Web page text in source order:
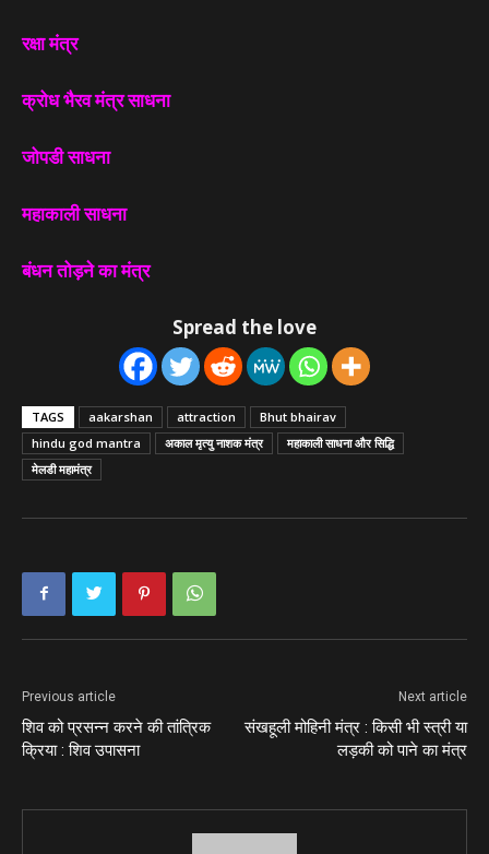
रक्षा मंत्र
क्रोध भैरव मंत्र साधना
जोपडी साधना
महाकाली साधना
बंधन तोड़ने का मंत्र
Spread the love
TAGS aakarshan attraction
Bhut bhairav
hindu god mantra
अकाल मृत्यु नाशक मंत्र
महाकाली साधना और सिद्धि
मेलडी महामंत्र
Previous article
शिव को प्रसन्न करने की तांत्रिक
क्रिया : शिव उपासना
Next article
संखहूली मोहिनी मंत्र : किसी भी स्त्री या
लड़की को पाने का मंत्र